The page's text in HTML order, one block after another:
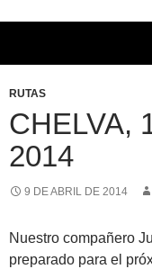
CONTENIDO
RUTAS
CHELVA,
2014
9 DE ABRIL DE 2014
Nuestro compañero
preparado para el